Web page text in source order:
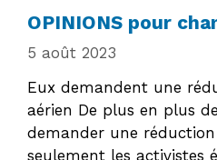
OPINIONS pour
5 août 2023
Eux demandent une
aérien De plus en plus
demander une
seulement les activistes